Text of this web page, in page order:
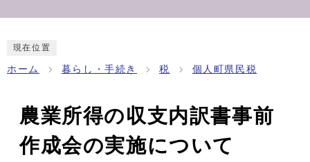
現在位置
ホーム 暮らし・手続き 税 個人町県民税
農業所得の収支内訳書事前
作成会の実施について